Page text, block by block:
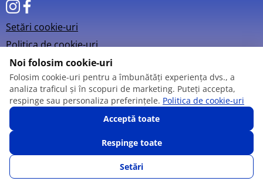
Setări cookie-uri
Politica de cookie-uri
© 2013 – 2026
SUNĂ-NE FAVORITE CATALOG AUTENTIFICARE
Noi folosim cookie-uri
Folosim cookie-uri pentru a îmbunătăți experiența dvs., a
analiza traficul și în scopuri de marketing. Puteți accepta,
respinge sau personaliza preferințele. Politica de cookie-uri
Acceptă toate
Respinge toate
Setări